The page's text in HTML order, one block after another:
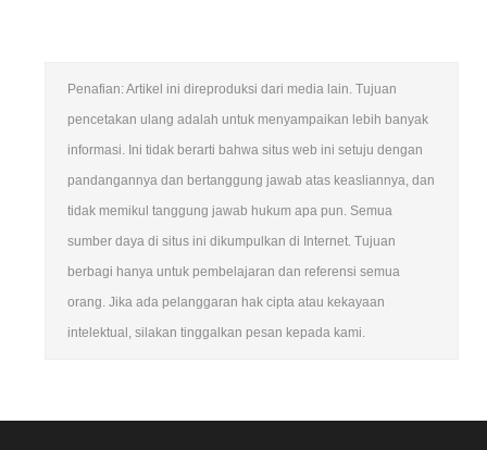
Penafian: Artikel ini direproduksi dari media lain. Tujuan
pencetakan ulang adalah untuk menyampaikan lebih banyak
informasi. Ini tidak berarti bahwa situs web ini setuju dengan
pandangannya dan bertanggung jawab atas keasliannya, dan
tidak memikul tanggung jawab hukum apa pun. Semua
sumber daya di situs ini dikumpulkan di Internet. Tujuan
berbagi hanya untuk pembelajaran dan referensi semua
orang. Jika ada pelanggaran hak cipta atau kekayaan
intelektual, silakan tinggalkan pesan kepada kami.